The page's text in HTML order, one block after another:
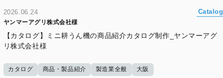
2026.06.24 Catalog
ヤンマーアグリ株式会社様
【カタログ】ミニ耕うん機の商品紹介カタログ制作_ヤンマーアグ
リ株式会社様
カタログ 商品・製品紹介 製造業全般 大阪